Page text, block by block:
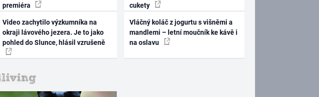
premiéra
Video zachytilo výzkumníka na
okraji lávového jezera. Je to jako
pohled do Slunce, hlásil vzrušeně
cukety
Vláčný koláč z jogurtu s višněmi a
mandlemi – letní moučník ke kávě i
na oslavu